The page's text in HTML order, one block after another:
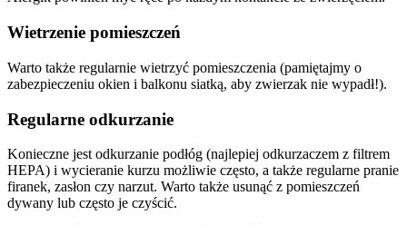
Wietrzenie pomieszczeń
Warto także regularnie wietrzyć pomieszczenia (pamiętajmy o
zabezpieczeniu okien i balkonu siatką, aby zwierzak nie wypadł!).
Regularne odkurzanie
Konieczne jest odkurzanie podłóg (najlepiej odkurzaczem z filtrem
HEPA) i wycieranie kurzu możliwie często, a także regularne pranie
firanek, zasłon czy narzut. Warto także usunąć z pomieszczeń
dywany lub często je czyścić.